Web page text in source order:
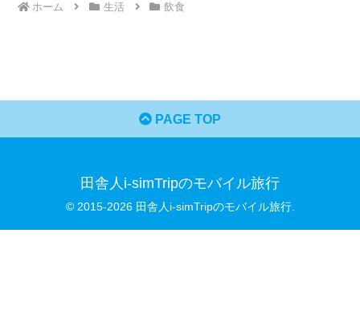
ホーム 生活 飲食
PAGE TOP
田舎人i-simTripのモバイル旅行
© 2015-2026 田舎人i-simTripのモバイル旅行.